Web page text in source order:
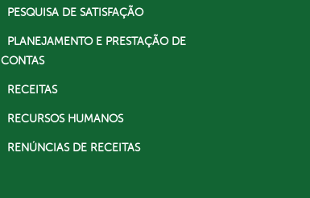
PESQUISA DE SATISFAÇÃO
PLANEJAMENTO E PRESTAÇÃO DE
CONTAS
RECEITAS
RECURSOS HUMANOS
RENÚNCIAS DE RECEITAS